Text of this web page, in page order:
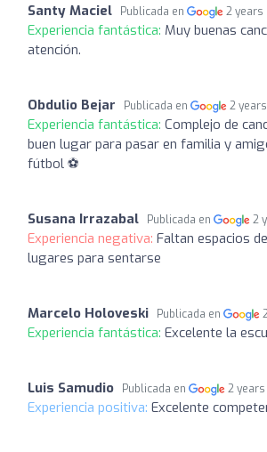
Santy Maciel Publicada en 2 years
Experiencia fantástica: Muy buenas
atención.
Obdulio Bejar Publicada en 2
Experiencia fantástica: Complejo de
buen lugar para pasar en familia y
fútbol ⚽
Susana Irrazabal Publicada en 2
Experiencia negativa: Faltan espacios
lugares para sentarse
Marcelo Holoveski Publicada en
Experiencia fantástica: Excelente la
Luis Samudio Publicada en 2 years
Experiencia positiva: Excelente